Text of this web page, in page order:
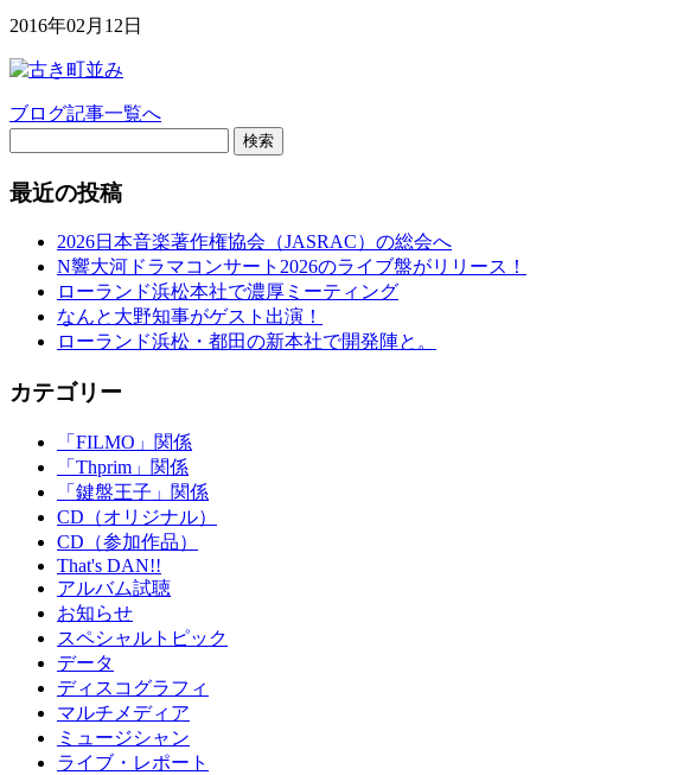
2016年02月12日
ブログ記事一覧へ
検索
最近の投稿
2026日本音楽著作権協会（JASRAC）の総会へ
N響大河ドラマコンサート2026のライブ盤がリリース！
ローランド浜松本社で濃厚ミーティング
なんと大野知事がゲスト出演！
ローランド浜松・都田の新本社で開発陣と。
カテゴリー
「FILMO」関係
「Thprim」関係
「鍵盤王子」関係
CD（オリジナル）
CD（参加作品）
That's DAN!!
アルバム試聴
お知らせ
スペシャルトピック
データ
ディスコグラフィ
マルチメディア
ミュージシャン
ライブ・レポート